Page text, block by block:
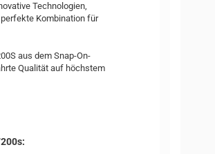
Technologien,
Kombination für
aus dem Snap-On-
Qualität auf höchstem